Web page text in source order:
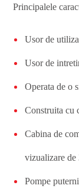
Principalele
Usor de
Usor de
Operata de o
Construita cu
Cabina de
vizualizare de
Pompe